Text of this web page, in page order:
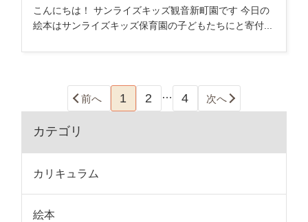
こんにちは！ サンライズキッズ観音新町園です 今日の
絵本はサンライズキッズ保育園の子どもたちにと寄付...
前へ 1 2 … 4 次へ
カテゴリ
カリキュラム
絵本